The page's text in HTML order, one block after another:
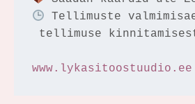
Tellimuste
tellimuse
www.lykasitoostuudio.ee